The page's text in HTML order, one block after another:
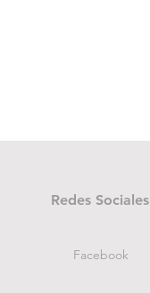
Redes Sociales
Facebook